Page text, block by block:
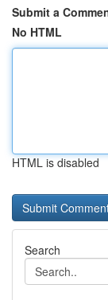
Submit a
No HTML
HTML is disabled
Search